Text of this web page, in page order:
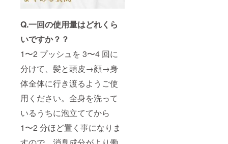
Q.一回の使用量はどれくら
いですか？？
1〜2 プッシュを 3〜4 回に
分けて、髪と頭皮→顔→身
体全体に行き渡るようご使
用ください。全身を洗って
いるうちに泡立ててから
1〜2 分ほど置く事になりま